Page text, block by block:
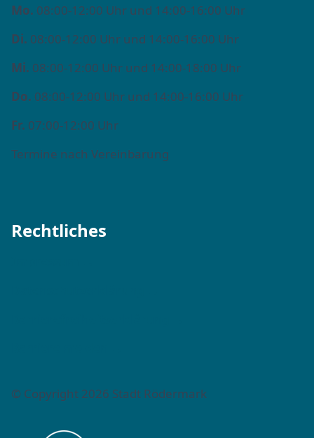
Mo. 08:00-12:00 Uhr und 14:00-16:00 Uhr
Di. 08:00-12:00 Uhr und 14:00-16:00 Uhr
Mi. 08:00-12:00 Uhr und 14:00-18:00 Uhr
Do. 08:00-12:00 Uhr und 14:00-16:00 Uhr
Fr. 07:00-12:00 Uhr
Termine nach Vereinbarung
Rechtliches
© Copyright 2026 Stadt Rödermark